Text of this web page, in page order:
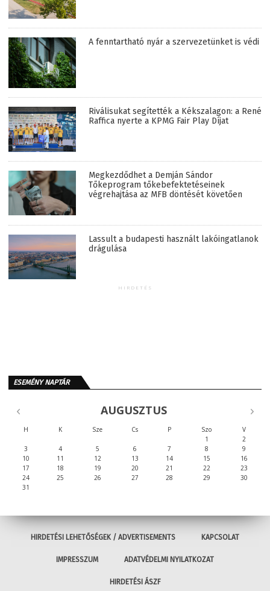
A fenntartható nyár a szervezetünket is védi
Riválisukat segítették a Kékszalagon: a René
Raffica nyerte a KPMG Fair Play Díjat
Megkezdődhet a Demján Sándor
Tőkeprogram tőkebefektetéseinek
végrehajtása az MFB döntését követően
Lassult a budapesti használt lakóingatlanok
drágulása
HIRDETÉS
ESEMÉNY NAPTÁR
AUGUSZTUS
H K Sze Cs P Szo
V
1
2
3
4 5 6 7 8
9
10
11 12 13 14 15
16
17
18 19 20 21 22
23
24
25 26 27 28 29
30
31
HIRDETÉSI LEHETŐSÉGEK / ADVERTISEMENTS KAPCSOLAT
IMPRESSZUM ADATVÉDELMI NYILATKOZAT
HIRDETÉSI ÁSZF